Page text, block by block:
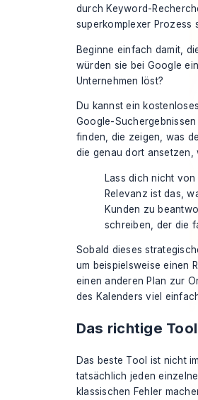
durch Keyword-
superkomplexer Prozess
Beginne einfach damit,
würden sie bei Google
Unternehmen löst?
Du kannst ein
Google-
finden, die zeigen, was
die genau dort ansetzen,
Lass dich nicht
Relevanz ist das,
Kunden zu
schreiben, der die
Sobald dieses
um beispielsweise einen
einen anderen Plan zur
des Kalenders viel
Das richtige
Das beste Tool ist nicht
tatsächlich jeden
klassischen Fehler